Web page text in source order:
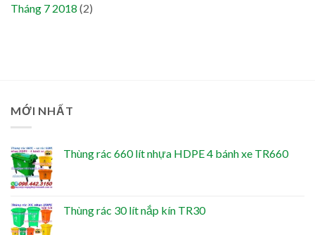
Tháng 7 2018 (2)
MỚI NHẤT
Thùng rác 660 lít nhựa HDPE 4 bánh xe TR660
Thùng rác 30 lít nắp kín TR30